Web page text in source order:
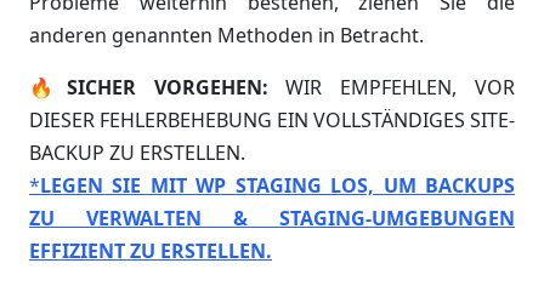
anderen genannten Methoden in Betracht.
🔥SICHER VORGEHEN: WIR EMPFEHLEN, VOR
DIESER FEHLERBEHEBUNG EIN VOLLSTÄNDIGES SITE-
BACKUP ZU ERSTELLEN.
*LEGEN SIE MIT WP STAGING LOS, UM BACKUPS
ZU VERWALTEN & STAGING-UMGEBUNGEN
EFFIZIENT ZU ERSTELLEN.